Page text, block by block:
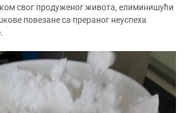
свог продуженог живота, елиминишући
повезане са прераног неуспеха